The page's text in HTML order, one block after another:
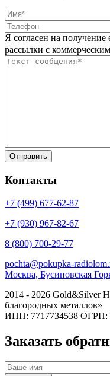
Я согласен на получение
рассылки с
Контакты
+7 (499) 677-62-87
+7 (930) 967-82-67
8 (800) 700-29-77
pochta@pokupka-
Москва, Бусиновская
2014 - 2026 Gold&Silver
благородных металлов»
ИНН: 7717734538 ОГРН:
Заказать